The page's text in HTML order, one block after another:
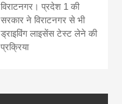
विराटनगर। प्रदेश 1 की
सरकार ने विराटनगर से भी
ड्राइविंग लाइसेंस टेस्ट लेने की
प्रक्रिया